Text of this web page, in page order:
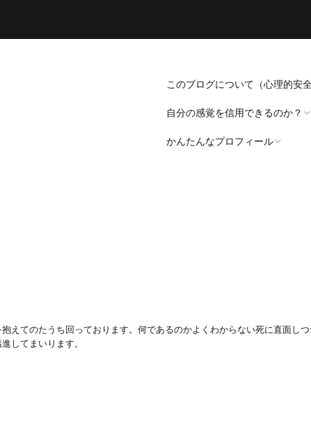
このブログについて（心理的安
自分の感覚を信用できるのか？
「死にたい」と思うことについ
かんたんなプロフィール
えてのたうち回っております。何であるのかよくわからない死に直面し
してまいります。